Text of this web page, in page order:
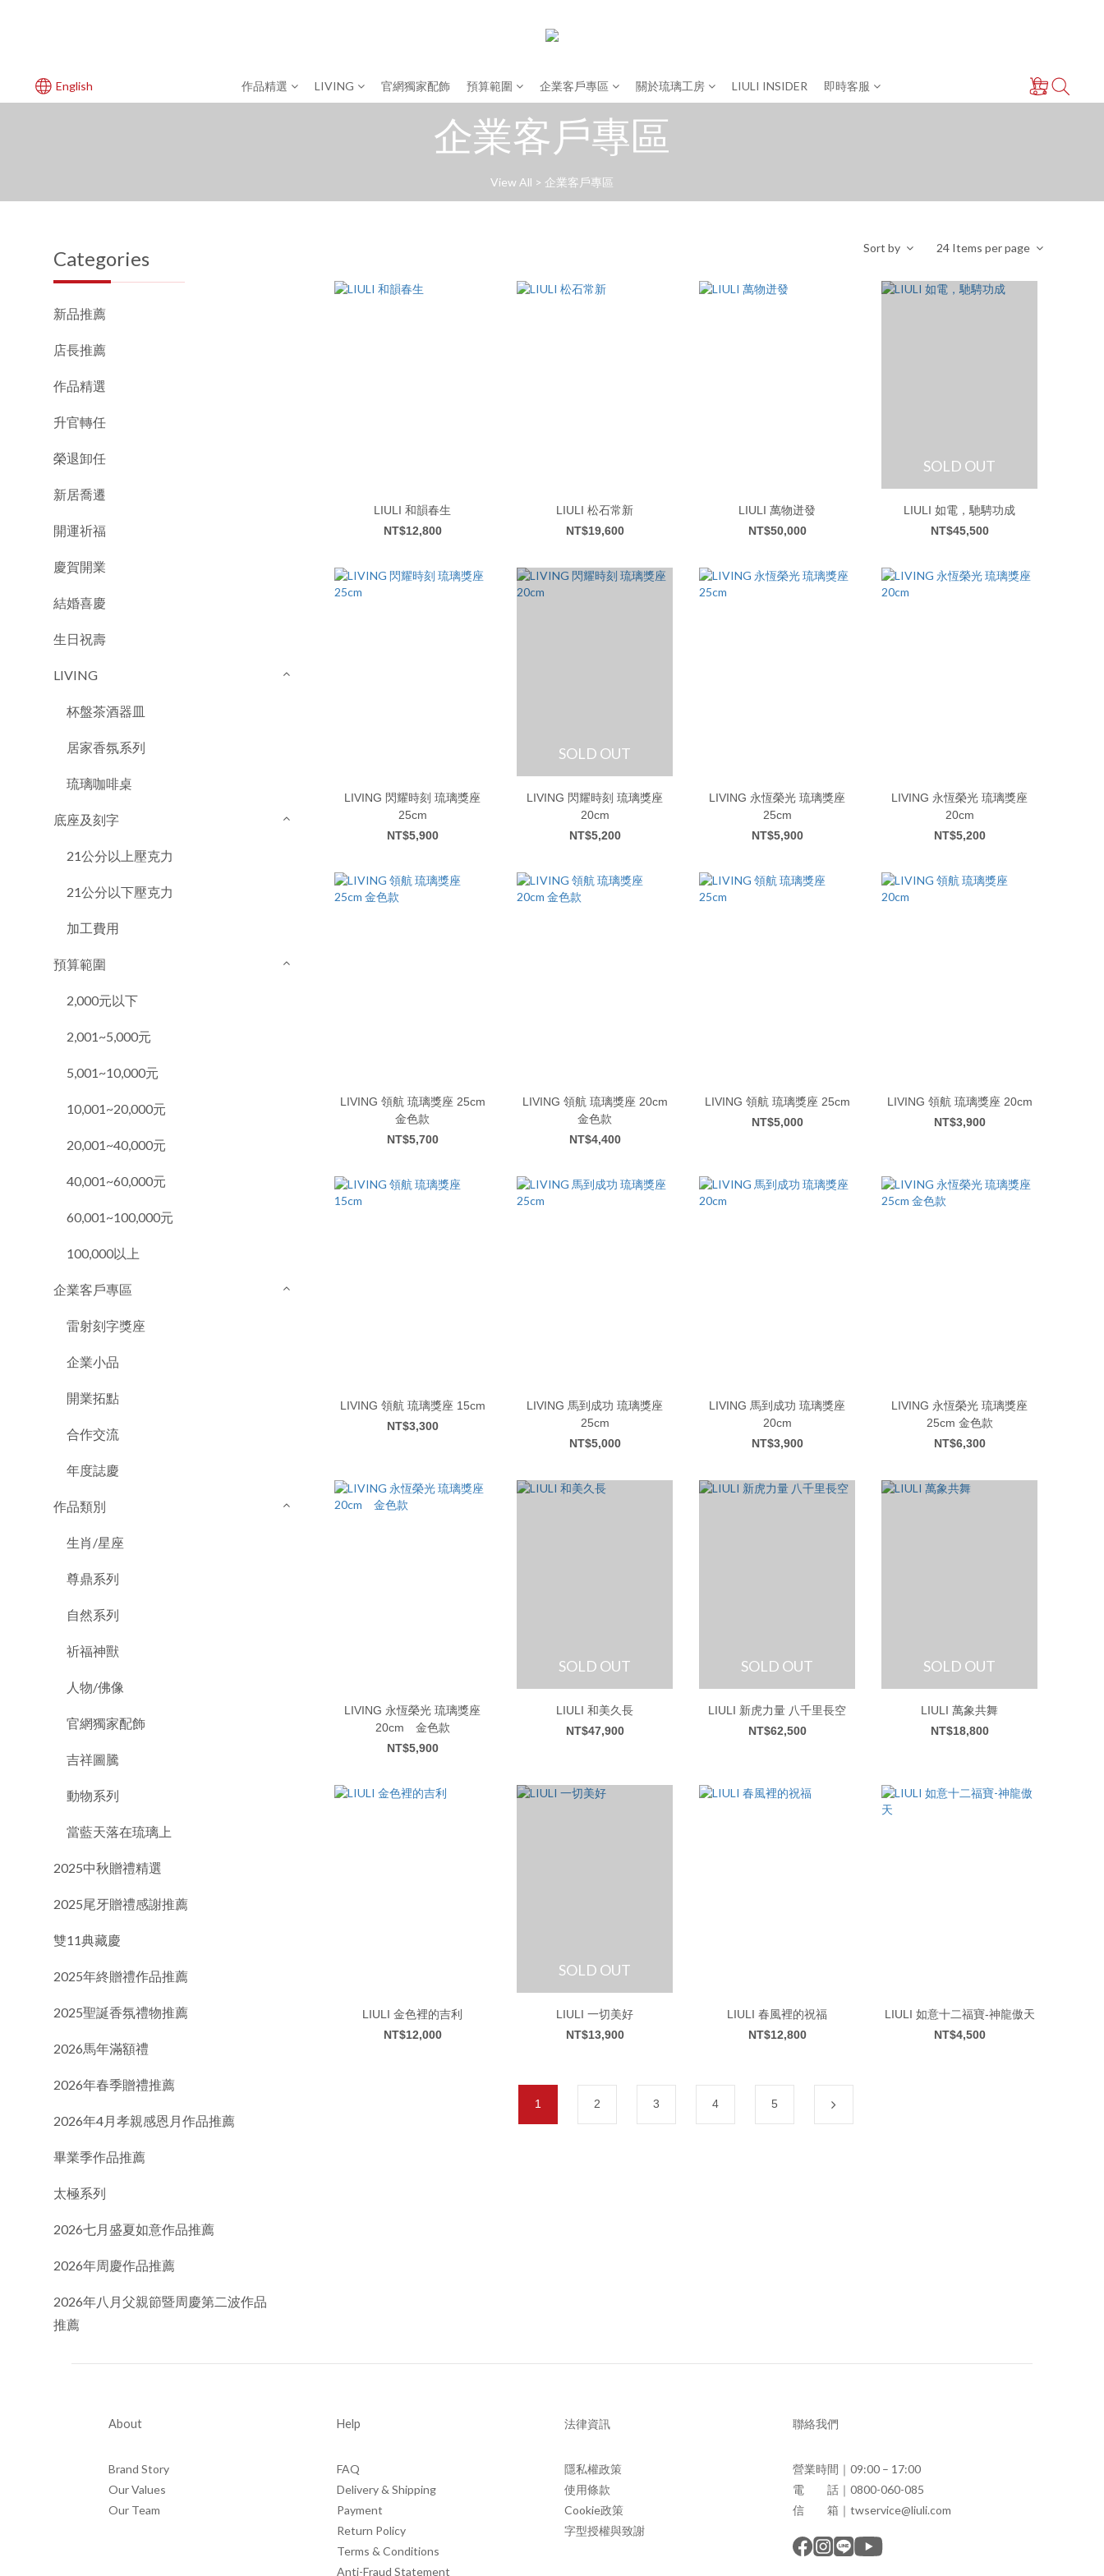
English 作品精選 LIVING 官網獨家配飾 預算範圍 企業客戶專區 關於琉璃工房 LIULI INSIDER 即時客服
企業客戶專區
View All > 企業客戶專區
Categories
新品推薦
店長推薦
作品精選
升官轉任
榮退卸任
新居喬遷
開運祈福
慶賀開業
結婚喜慶
生日祝壽
LIVING
杯盤茶酒器皿
居家香氛系列
琉璃咖啡桌
底座及刻字
21公分以上壓克力
21公分以下壓克力
加工費用
預算範圍
2,000元以下
2,001~5,000元
5,001~10,000元
10,001~20,000元
20,001~40,000元
40,001~60,000元
60,001~100,000元
100,000以上
企業客戶專區
雷射刻字獎座
企業小品
開業拓點
合作交流
年度誌慶
作品類別
生肖/星座
尊鼎系列
自然系列
祈福神獸
人物/佛像
官網獨家配飾
吉祥圖騰
動物系列
當藍天落在琉璃上
2025中秋贈禮精選
2025尾牙贈禮感謝推薦
雙11典藏慶
2025年終贈禮作品推薦
2025聖誕香氛禮物推薦
2026馬年滿額禮
2026年春季贈禮推薦
2026年4月孝親感恩月作品推薦
畢業季作品推薦
太極系列
2026七月盛夏如意作品推薦
2026年周慶作品推薦
2026年八月父親節暨周慶第二波作品
推薦
Sort by 24 Items per page
LIULI 和韻春生
NT$12,800
LIULI 松石常新
NT$19,600
LIULI 萬物迸發
NT$50,000
SOLD OUT
LIULI 如電，馳騁功成
NT$45,500
LIVING 閃耀時刻 琉璃獎座
25cm
NT$5,900
SOLD OUT
LIVING 閃耀時刻 琉璃獎座
20cm
NT$5,200
LIVING 永恆榮光 琉璃獎座
25cm
NT$5,900
LIVING 永恆榮光 琉璃獎座
20cm
NT$5,200
LIVING 領航 琉璃獎座 25cm
金色款
NT$5,700
LIVING 領航 琉璃獎座 20cm
金色款
NT$4,400
LIVING 領航 琉璃獎座 25cm
NT$5,000
LIVING 領航 琉璃獎座 20cm
NT$3,900
LIVING 領航 琉璃獎座 15cm
NT$3,300
LIVING 馬到成功 琉璃獎座
25cm
NT$5,000
LIVING 馬到成功 琉璃獎座
20cm
NT$3,900
LIVING 永恆榮光 琉璃獎座
25cm 金色款
NT$6,300
LIVING 永恆榮光 琉璃獎座
20cm 金色款
NT$5,900
SOLD OUT
LIULI 和美久長
NT$47,900
SOLD OUT
LIULI 新虎力量 八千里長空
NT$62,500
SOLD OUT
LIULI 萬象共舞
NT$18,800
LIULI 金色裡的吉利
NT$12,000
SOLD OUT
LIULI 一切美好
NT$13,900
LIULI 春風裡的祝福
NT$12,800
LIULI 如意十二福寶-神龍傲天
NT$4,500
1 2 3 4 5
About
Brand Story
Our Values
Our Team
Help
FAQ
Delivery & Shipping
Payment
Return Policy
Terms & Conditions
Anti-Fraud Statement
法律資訊
隱私權政策
使用條款
Cookie政策
字型授權與致謝
聯絡我們
營業時間｜09:00 – 17:00
電 話｜0800-060-085
信 箱｜twservice@liuli.com